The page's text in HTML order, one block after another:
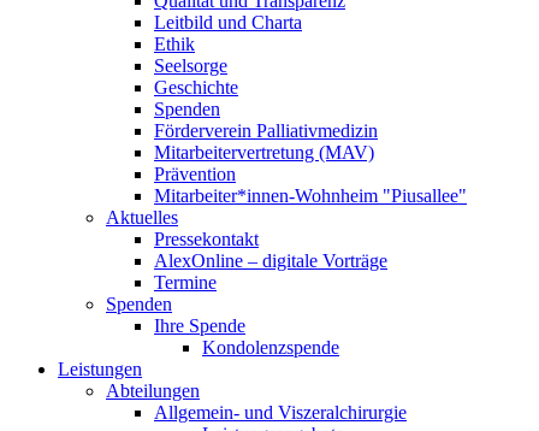
Leitbild und Charta
Ethik
Seelsorge
Geschichte
Spenden
Förderverein Palliativmedizin
Mitarbeitervertretung (MAV)
Prävention
Mitarbeiter*innen-Wohnheim "Piusallee"
Aktuelles
Pressekontakt
AlexOnline – digitale Vorträge
Termine
Spenden
Ihre Spende
Kondolenzspende
Leistungen
Abteilungen
Allgemein- und Viszeralchirurgie